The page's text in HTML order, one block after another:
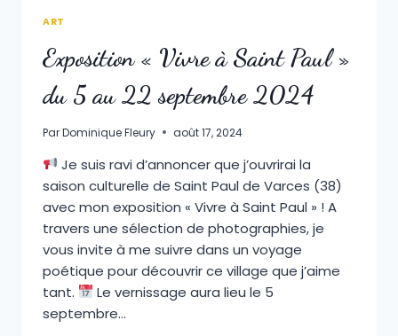
ART
Exposition « Vivre à Saint Paul »
du 5 au 22 septembre 2024
ParDominique Fleury août 17, 2024
Je suis ravi d’annoncer que j’ouvrirai la
saison culturelle de Saint Paul de Varces (38)
avec mon exposition « Vivre à Saint Paul » ! A
travers une sélection de photographies, je
vous invite à me suivre dans un voyage
poétique pour découvrir ce village que j’aime
tant.
Le vernissage aura lieu le 5
septembre…